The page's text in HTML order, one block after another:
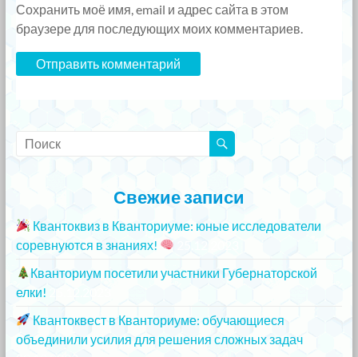
Сохранить моё имя, email и адрес сайта в этом
браузере для последующих моих комментариев.
Свежие записи
Квантоквиз в Кванториуме: юные исследователи
соревнуются в знаниях!
Кванториум посетили участники Губернаторской
елки!
Квантоквест в Кванториуме: обучающиеся
объединили усилия для решения сложных задач